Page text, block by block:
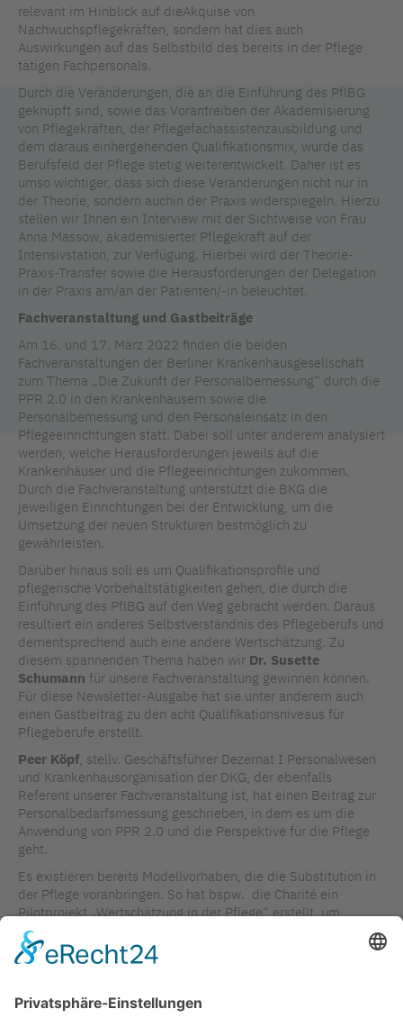
relevant im Hinblick auf dieAkquise von
Nachwuchspflegekräften, sondern hat dies auch
Auswirkungen auf das Selbstbild des bereits in der Pflege
tätigen Fachpersonals.
Durch die Veränderungen, die an die Einführung des PflBG
geknüpft sind, sowie das Vorantreiben der Akademisierung
von Pflegekräften, der Pflegefachassistenzausbildung und
dem daraus einhergehenden Qualifikationsmix, wurde das
Berufsfeld der Pflege stetig weiterentwickelt. Daher ist es
umso wichtiger, dass sich diese Veränderungen nicht nur in
der Theorie, sondern auchin der Praxis widerspiegeln. Hierzu
stellen wir Ihnen ein Interview mit der Sichtweise von Frau
Anna Massow, akademisierter Pflegekraft auf der
Intensivstation, zur Verfügung. Hierbei wird der Theorie-
Praxis-Transfer sowie die Herausforderungen der Delegation
in der Praxis am/an der Patienten/-in beleuchtet.
Fachveranstaltung und Gastbeiträge
Am 16. und 17. März 2022 finden die beiden
Fachveranstaltungen der Berliner Krankenhausgesellschaft
zum Thema „Die Zukunft der Personalbemessung“ durch die
PPR 2.0 in den Krankenhäusern sowie die
Personalbemessung und den Personaleinsatz in den
Pflegeeinrichtungen statt. Dabei soll unter anderem analysiert
werden, welche Herausforderungen jeweils auf die
Krankenhäuser und die Pflegeeinrichtungen zukommen.
Durch die Fachveranstaltung unterstützt die BKG die
jeweiligen Einrichtungen bei der Entwicklung, um die
Umsetzung der neuen Strukturen bestmöglich zu
gewährleisten.
Darüber hinaus soll es um Qualifikationsprofile und
pflegerische Vorbehaltstätigkeiten gehen, die durch die
Einführung des PflBG auf den Weg gebracht werden. Daraus
resultiert ein anderes Selbstverständnis des Pflegeberufs und
dementsprechend auch eine andere Wertschätzung. Zu
diesem spannenden Thema haben wir Dr. Susette
Schumann für unsere Fachveranstaltung gewinnen können.
Für diese Newsletter-Ausgabe hat sie unter anderem auch
einen Gastbeitrag zu den acht Qualifikationsniveaus für
Pflegeberufe erstellt.
Peer Köpf, stellv. Geschäftsführer Dezernat I Personalwesen
und Krankenhausorganisation der DKG, der ebenfalls
Referent unserer Fachveranstaltung ist, hat einen Beitrag zur
Personalbedarfsmessung geschrieben, in dem es um die
Anwendung von PPR 2.0 und die Perspektive für die Pflege
geht.
Es existieren bereits Modellvorhaben, die die Substitution in
der Pflege voranbringen. So hat bspw. die Charité ein
Pilotprojekt „Wertschätzung in der Pflege“ erstellt, um
Pflegekräften mehr Verantwortungsspielraum bei
Behandlungsentscheidungen einzuräumen – dies betrifft den
Bereich des chronischen Wundmanagements. Der Start des